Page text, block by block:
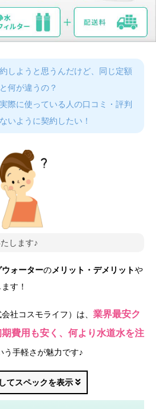
しようと思うんだけど、同じ定額
何が違うの？
際に使っている人の口コミ・評判
いように契約したい！
します♪
ォーターのメリット・デメリットや
す！
社コスモライフ）は、 業界最安ク
費用も安く、何より水道水を注
う手軽さが魅力です♪
てスペックを表示
ウォーター flows